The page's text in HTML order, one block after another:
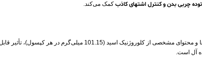
چربی بدن و کنترل اشتهای کاذب کمک می‌کند.
اسید (101.15 میلی‌گرم در هر کپسول)، تأثیر قابل‌ توجهی در
آل است.